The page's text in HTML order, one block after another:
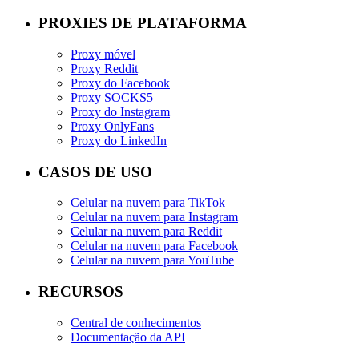
PROXIES DE PLATAFORMA
Proxy móvel
Proxy Reddit
Proxy do Facebook
Proxy SOCKS5
Proxy do Instagram
Proxy OnlyFans
Proxy do LinkedIn
CASOS DE USO
Celular na nuvem para TikTok
Celular na nuvem para Instagram
Celular na nuvem para Reddit
Celular na nuvem para Facebook
Celular na nuvem para YouTube
RECURSOS
Central de conhecimentos
Documentação da API